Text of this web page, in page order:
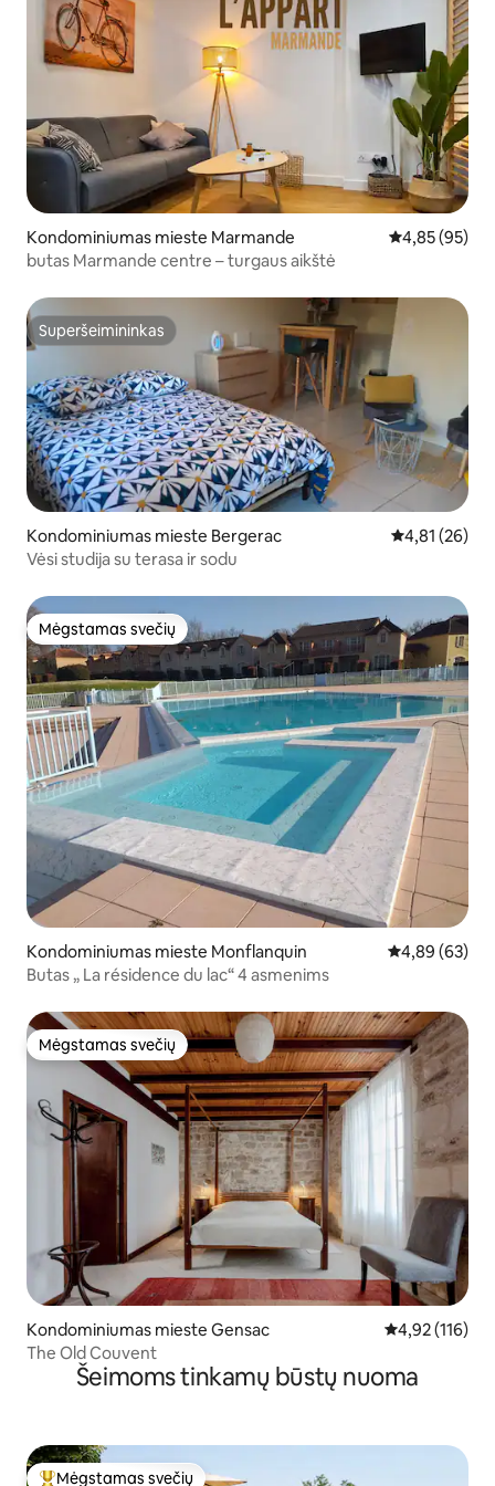
Kondominiumas mieste Marmande Vidutinis
4,85 (95)
butas Marmande centre – turgaus aikštė
Superšeimininkas
Superšeimininkas
Kondominiumas mieste Bergerac Vidutinis
4,81 (26)
Vėsi studija su terasa ir sodu
Mėgstamas svečių
Mėgstamas svečių
Kondominiumas mieste Monflanquin Vidutinis
4,89 (63)
Butas „ La résidence du lac“ 4 asmenims
Mėgstamas svečių
Mėgstamas svečių
Kondominiumas mieste Gensac Vidutinis
4,92 (116)
The Old Couvent
Šeimoms tinkamų būstų nuoma
Mėgstamas svečių